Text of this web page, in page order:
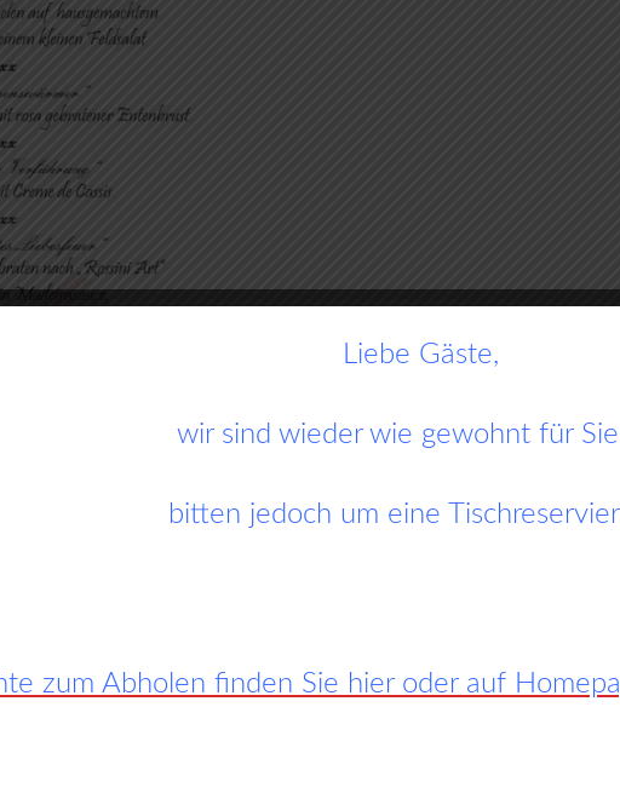
Liebe Gäste,
wir sind wieder wie gewohnt für
bitten jedoch um eine
zum Abholen finden Sie hier oder auf